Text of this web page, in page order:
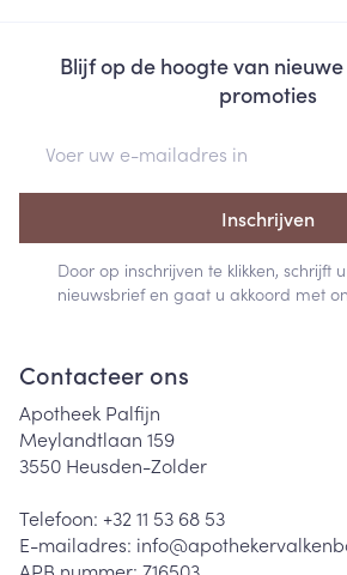
Blijf op de hoogte van
promoties
Inschrijven
Door op inschrijven te klikken, schrijft
nieuwsbrief en gaat u akkoord met
Contacteer ons
Apotheek Palfijn
Meylandtlaan 159
3550 Heusden-Zolder
Telefoon: +32 11 53 68 53
E-mailadres: info@